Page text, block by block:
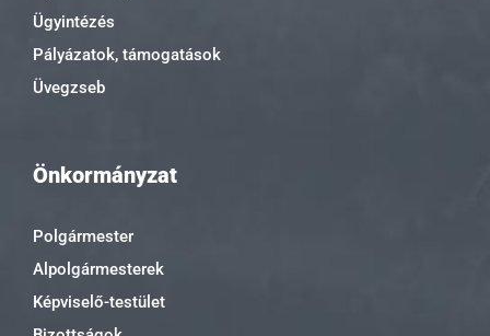
Ügyintézés
Pályázatok, támogatások
Üvegzseb
Önkormányzat
Polgármester
Alpolgármesterek
Képviselő-testület